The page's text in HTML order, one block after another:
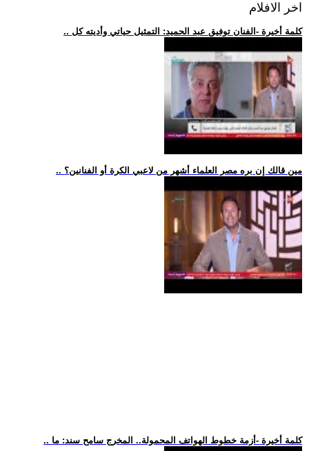
اخر الافلام
.. كلمة أخيرة -الفنان توفيق عبد الحميد: التمثيل حياتي وأديته كل
.. مين قالك إن بره مصر العلماء أشهر من لاعبي الكرة أو الفنانين؟
.. كلمة أخيرة -أزمة خطوط الهواتف المحمولة.. المخرج سامح سند: ما